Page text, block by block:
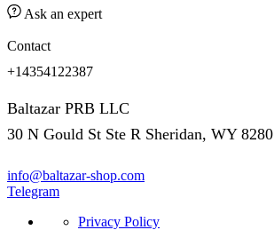
Ask an expert
Contact
+14354122387
Baltazar PRB LLC
30 N Gould St Ste R Sheridan, WY
info@baltazar-shop.com
Telegram
Privacy Policy